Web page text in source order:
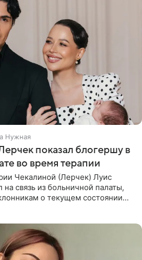
Нужная
показал блогершу в
во время терапии
Чекалиной (Лерчек) Луис
связь из больничной палаты,
о текущем состоянии